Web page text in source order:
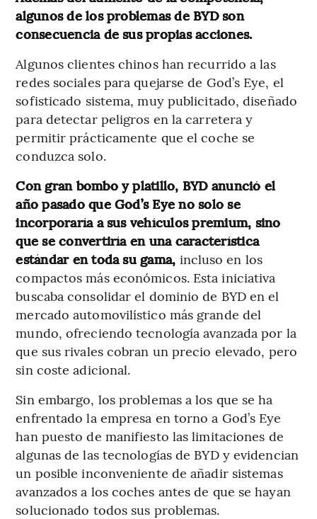
algunos de los problemas de BYD son
consecuencia de sus propias acciones.
Algunos clientes chinos han recurrido a las
redes sociales para quejarse de God’s Eye, el
sofisticado sistema, muy publicitado, diseñado
para detectar peligros en la carretera y
permitir prácticamente que el coche se
conduzca solo.
Con gran bombo y platillo, BYD anunció el
año pasado que God’s Eye no solo se
incorporaría a sus vehículos premium, sino
que se convertiría en una característica
estándar en toda su gama, incluso en los
compactos más económicos. Esta iniciativa
buscaba consolidar el dominio de BYD en el
mercado automovilístico más grande del
mundo, ofreciendo tecnología avanzada por la
que sus rivales cobran un precio elevado, pero
sin coste adicional.
Sin embargo, los problemas a los que se ha
enfrentado la empresa en torno a God’s Eye
han puesto de manifiesto las limitaciones de
algunas de las tecnologías de BYD y evidencian
un posible inconveniente de añadir sistemas
avanzados a los coches antes de que se hayan
solucionado todos sus problemas.